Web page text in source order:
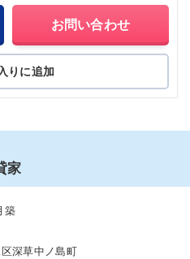
お問い合わせ
りに追加
家
築
深草中ノ島町